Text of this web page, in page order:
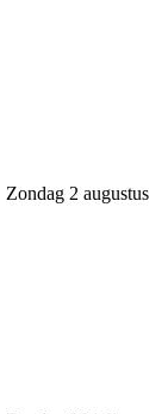
Zondag 2 augustus